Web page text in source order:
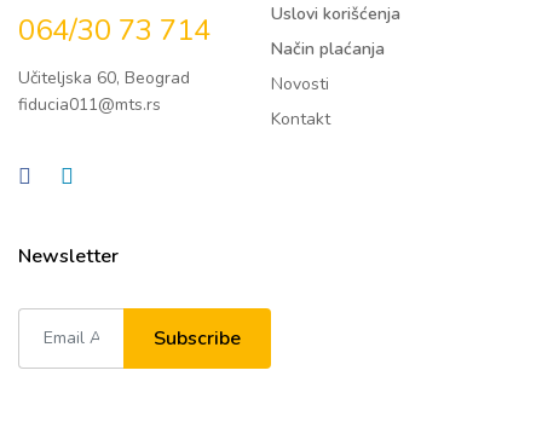
064/30 73 714
Učiteljska 60, Beograd
fiducia011@mts.rs
Uslovi korišćenja
Način plaćanja
Novosti
Kontakt
Newsletter
Subscribe